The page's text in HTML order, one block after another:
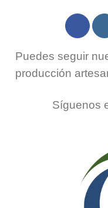
Puedes seguir
producción
Síguenos